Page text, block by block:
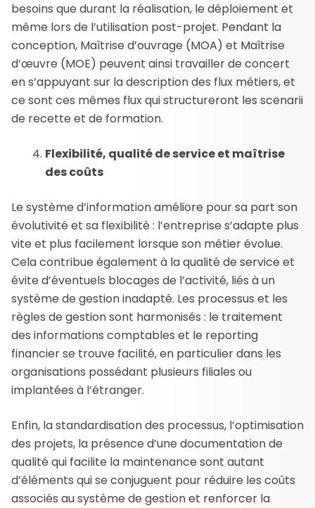
besoins que durant la réalisation, le déploiement et
même lors de l’utilisation post-projet. Pendant la
conception, Maîtrise d’ouvrage (MOA) et Maîtrise
d’œuvre (MOE) peuvent ainsi travailler de concert
en s’appuyant sur la description des flux métiers, et
ce sont ces mêmes flux qui structureront les scenarii
de recette et de formation.
Flexibilité, qualité de service et maîtrise
des coûts
Le système d’information améliore pour sa part son
évolutivité et sa flexibilité : l’entreprise s’adapte plus
vite et plus facilement lorsque son métier évolue.
Cela contribue également à la qualité de service et
évite d’éventuels blocages de l’activité, liés à un
système de gestion inadapté. Les processus et les
règles de gestion sont harmonisés : le traitement
des informations comptables et le reporting
financier se trouve facilité, en particulier dans les
organisations possédant plusieurs filiales ou
implantées à l’étranger.
Enfin, la standardisation des processus, l’optimisation
des projets, la présence d’une documentation de
qualité qui facilite la maintenance sont autant
d’éléments qui se conjuguent pour réduire les coûts
associés au système de gestion et renforcer la